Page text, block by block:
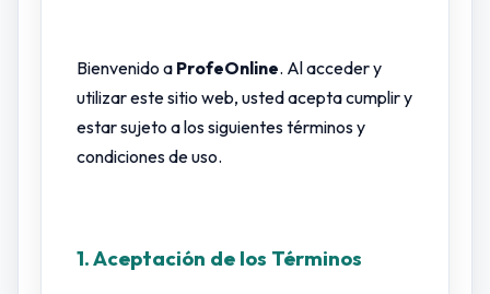
Bienvenido a ProfeOnline. Al acceder y
utilizar este sitio web, usted acepta cumplir y
estar sujeto a los siguientes términos y
condiciones de uso.
1. Aceptación de los Términos